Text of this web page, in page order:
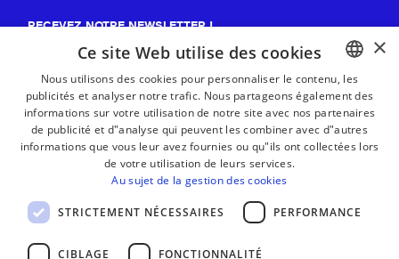
RECEVEZ NOTRE NEWSLETTER !
BASQUE
FRENCH
×
Ce site Web utilise des cookies
Nous utilisons des cookies pour personnaliser le contenu, les
publicités et analyser notre trafic. Nous partageons également des
informations sur votre utilisation de notre site avec nos partenaires
de publicité et d"analyse qui peuvent les combiner avec d"autres
informations que vous leur avez fournies ou qu"ils ont collectées lors
de votre utilisation de leurs services.
Au sujet de la gestion des cookies
STRICTEMENT NÉCESSAIRES PERFORMANCE
CIBLAGE FONCTIONNALITÉ